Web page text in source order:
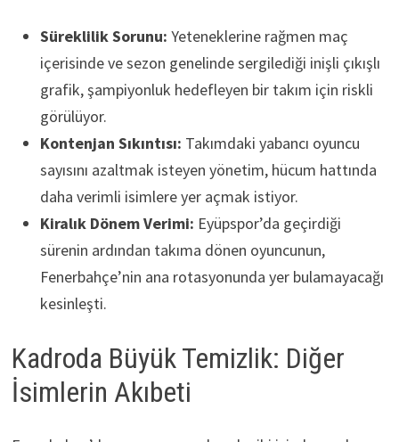
Süreklilik Sorunu: Yeteneklerine rağmen maç
içerisinde ve sezon genelinde sergilediği inişli çıkışlı
grafik, şampiyonluk hedefleyen bir takım için riskli
görülüyor.
Kontenjan Sıkıntısı: Takımdaki yabancı oyuncu
sayısını azaltmak isteyen yönetim, hücum hattında
daha verimli isimlere yer açmak istiyor.
Kiralık Dönem Verimi: Eyüpspor’da geçirdiği
sürenin ardından takıma dönen oyuncunun,
Fenerbahçe’nin ana rotasyonunda yer bulamayacağı
kesinleşti.
Kadroda Büyük Temizlik: Diğer
İsimlerin Akıbeti